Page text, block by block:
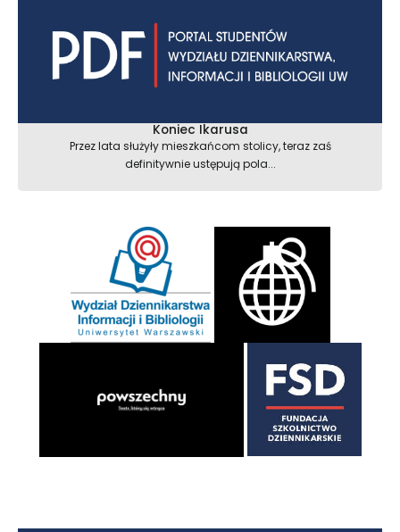
Koniec Ikarusa
Przez lata służyły mieszkańcom stolicy, teraz zaś
definitywnie ustępują pola...